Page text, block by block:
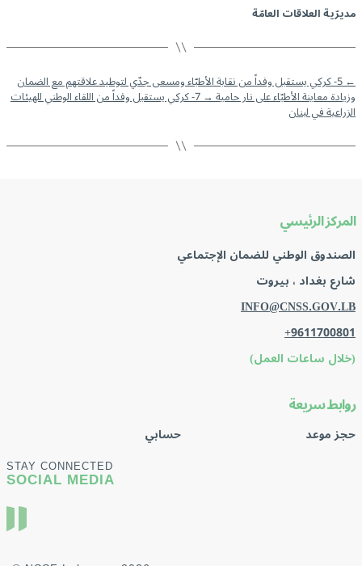
مديرّية العلاقات العامّة
← 5- كركي يستقبل وفداً من نقابة الأطبّاء ومسعى جدّي لتوطيد علاقتهم مع الضمان
وزيادة معاينة الأطبّاء على نار حامية→ 7- كركي يستقبل وفداً من اللقاء الوطني للهيئات
الزراعية في لبنان
المركز الرئيسي
الصندوق الوطني للضمان الإجتماعي
شارع بغداد ، بيروت
INFO@CNSS.GOV.LB
+9611700801
(خلال ساعات العمل)
روابط سريعة
حجز موعد حسابي
STAY CONNECTED
SOCIAL MEDIA